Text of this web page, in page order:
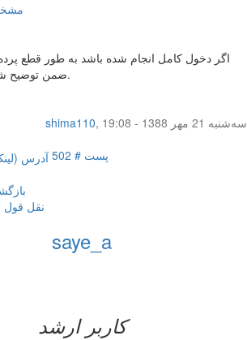
اگر دخول کامل انجام شده باشد به طور قطع پرده
ضمن توضیح شما کامل نیست.
shima110,
سه‌شنبه 21 مهر 1388 - 19:08
پست # 502
نقل قول
saye_a
کاربر ارشد